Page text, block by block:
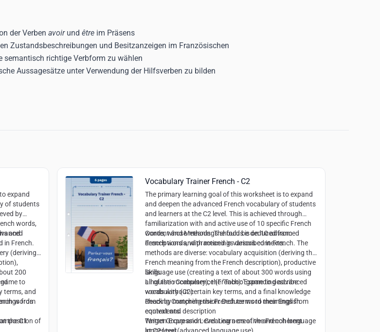
der Verben avoirund être im Präsens
Zustandsbeschreibungen und Besitzanzeigen im Französischen
semantisch richtige Verbform zu wählen
Aussagesätze unter Verwendung der Hilfsverben zu bilden
expand
of students
by
words,
and
in French.
(deriving
200
to
terms, and
words
from
of
the C1
Vocabulary Trainer French - C2
The primary learning goal of this worksheet is to expand
and deepen the advanced French vocabulary of students
and learners at the C2 level. This is achieved through
familiarization with and active use of 10 specific French
words, whose meanings should be deduced from
descriptions and practiced in various contexts.
Content and Methods:The focus is on 10 advanced
French words, with meanings described in French. The
methods are diverse: vocabulary acquisition (deriving the
French meaning from the French description), productive
language use (creating a text of about 300 words using
all of the vocabulary), the "Taboo" game to describe
words without certain key terms, and a final knowledge
check by matching the French terms to their English
equivalents.
Skills:
Linguistic Competence (French):Expanding advanced
vocabulary (C2)
Reading Comprehension:Deduce word meanings from
context and description
Written Expression:Creating a creative and coherent
Target Group and Level:Learners of the French language